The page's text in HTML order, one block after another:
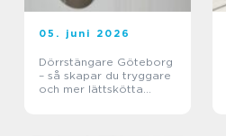
05. juni 2026
Dörrstängare Göteborg
– så skapar du tryggare
och mer lättskötta